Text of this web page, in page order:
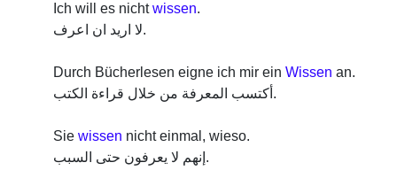
Ich will es nichtwissen.
لا اريد ان اعرف.
Durch Bücherlesen eigne ich mir ein Wissen an.
أكتسب المعرفة من خلال قراءة الكتب.
Sie wissen nicht einmal, wieso.
إنهم لا يعرفون حتى السبب.